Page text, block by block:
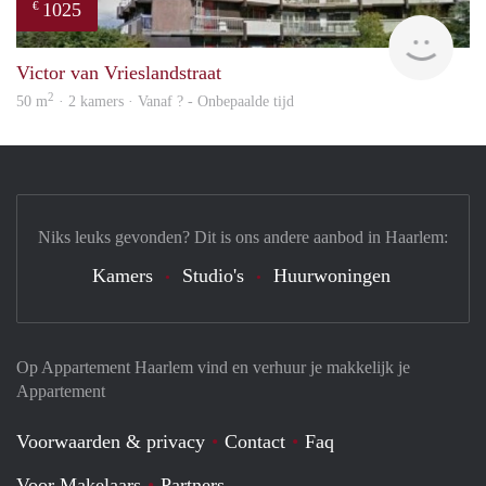
€ 1025
Victor van Vrieslandstraat
50 m2 · 2 kamers · Vanaf ? - Onbepaalde tijd
Op Appartement Haarlem vind en verhuur je makkelijk je
Appartement
Voorwaarden & privacy Contact
Faq
Niks leuks gevonden? Dit is ons andere aanbod in Haarlem:
Kamers Studio's Huurwoningen